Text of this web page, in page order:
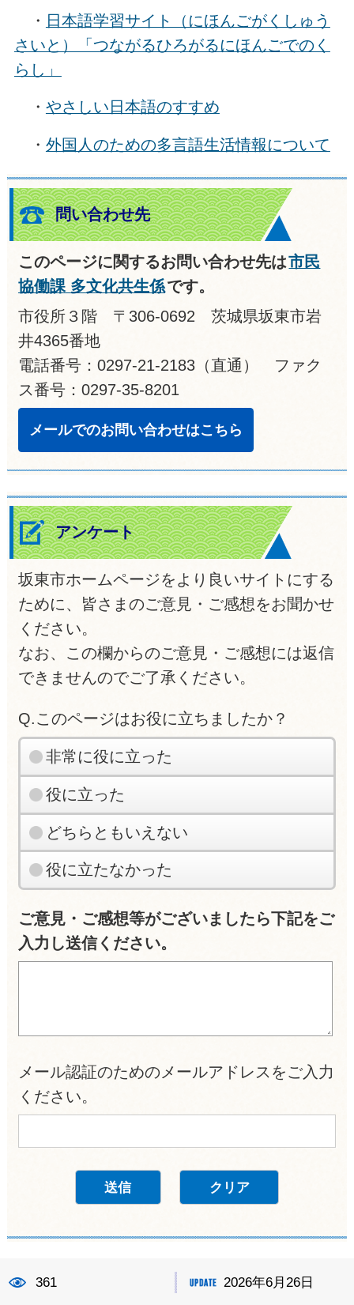
・ 日本語学習サイト（にほんごがくしゅう
さいと）「つながるひろがるにほんごでのく
らし」
・ やさしい日本語のすすめ
・ 外国人のための多言語生活情報について
問い合わせ先
このページに関するお問い合わせ先は市民
協働課 多文化共生係です。
市役所３階 〒306-0692 茨城県坂東市岩
井4365番地
電話番号：0297-21-2183（直通） ファク
ス番号：0297-35-8201
メールでのお問い合わせはこちら
アンケート
坂東市ホームページをより良いサイトにする
ために、皆さまのご意見・ご感想をお聞かせ
ください。
なお、この欄からのご意見・ご感想には返信
できませんのでご了承ください。
Q.このページはお役に立ちましたか？
非常に役に立った
役に立った
どちらともいえない
役に立たなかった
ご意見・ご感想等がございましたら下記をご
入力し送信ください。
メール認証のためのメールアドレスをご入力
ください。
361 2026年6月26日